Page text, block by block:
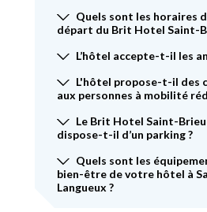
Quels sont les horaires
départ du Brit Hotel Saint-
L’hôtel accepte-t-il les
L'hôtel propose-t-il des
aux personnes à mobilité
Le Brit Hotel Saint-
dispose-t-il d’un parking ?
Quels sont les
bien-être de votre hôtel à
Langueux ?